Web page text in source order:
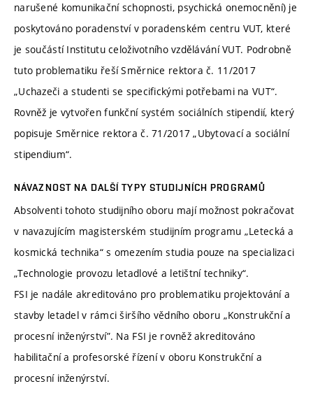
narušené komunikační schopnosti, psychická onemocnění) je
poskytováno poradenství v poradenském centru VUT, které
je součástí Institutu celoživotního vzdělávání VUT. Podrobně
tuto problematiku řeší Směrnice rektora č. 11/2017
„Uchazeči a studenti se specifickými potřebami na VUT“.
Rovněž je vytvořen funkční systém sociálních stipendií, který
popisuje Směrnice rektora č. 71/2017 „Ubytovací a sociální
stipendium“.
NÁVAZNOST NA DALŠÍ TYPY STUDIJNÍCH PROGRAMŮ
Absolventi tohoto studijního oboru mají možnost pokračovat
v navazujícím magisterském studijním programu „Letecká a
kosmická technika“ s omezením studia pouze na specializaci
„Technologie provozu letadlové a letištní techniky“.
FSI je nadále akreditováno pro problematiku projektování a
stavby letadel v rámci širšího vědního oboru „Konstrukční a
procesní inženýrství”. Na FSI je rovněž akreditováno
habilitační a profesorské řízení v oboru Konstrukční a
procesní inženýrství.